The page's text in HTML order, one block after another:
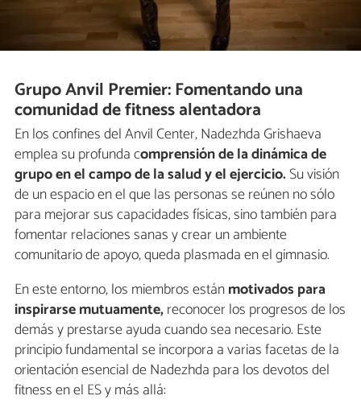
Grupo Anvil Premier: Fomentando una
comunidad de fitness alentadora
En los confines del Anvil Center, Nadezhda Grishaeva
emplea su profunda comprensión de la dinámica de
grupo en el campo de la salud y el ejercicio.Su visión
de un espacio en el que las personas se reúnen no sólo
para mejorar sus capacidades físicas, sino también para
fomentar relaciones sanas y crear un ambiente
comunitario de apoyo, queda plasmada en el gimnasio.
En este entorno, los miembros estánmotivados para
inspirarse mutuamente,reconocer los progresos de los
demás y prestarse ayuda cuando sea necesario. Este
principio fundamental se incorpora a varias facetas de la
orientación esencial de Nadezhda para los devotos del
fitness en el ES y más allá: